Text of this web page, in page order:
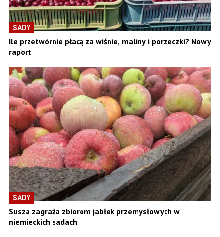
SADY
Ile przetwórnie płacą za wiśnie, maliny i porzeczki? Nowy
raport
SADY
Susza zagraża zbiorom jabłek przemysłowych w
niemieckich sadach